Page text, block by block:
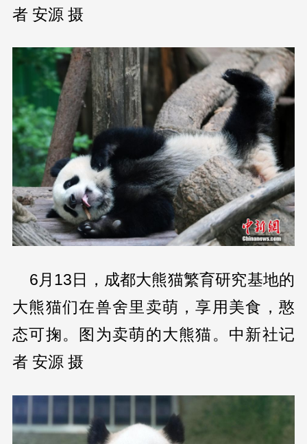
者 安源 摄
6月13日，成都大熊猫繁育研究基地的
大熊猫们在兽舍里卖萌，享用美食，憨
态可掬。图为卖萌的大熊猫。中新社记
者 安源 摄